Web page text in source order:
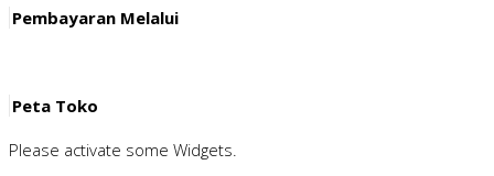
Pembayaran Melalui
Peta Toko
Please activate some Widgets.